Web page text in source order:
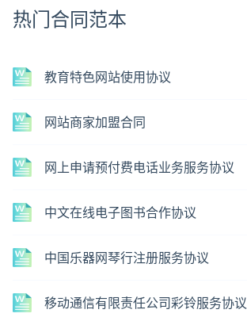
热门合同范本
教育特色网站使用协议
网站商家加盟合同
网上申请预付费电话业务服务协议
中文在线电子图书合作协议
中国乐器网琴行注册服务协议
移动通信有限责任公司彩铃服务协议